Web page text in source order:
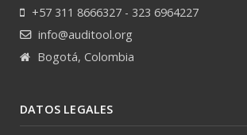
+57 311 8666327 - 323 6964227
info@auditool.org
Bogotá, Colombia
DATOS LEGALES